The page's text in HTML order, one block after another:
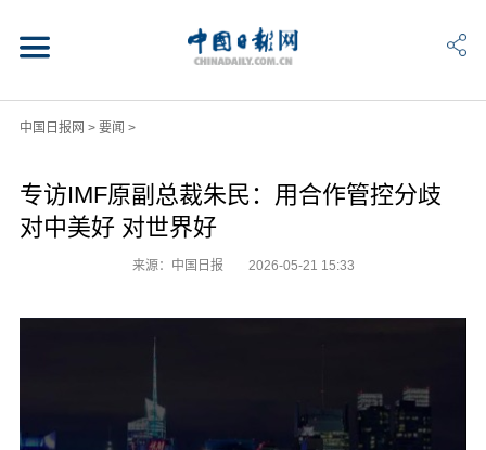
中国日报网 > 要闻 >
专访IMF原副总裁朱民：用合作管控分歧
对中美好 对世界好
来源：中国日报 2026-05-21 15:33